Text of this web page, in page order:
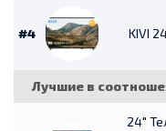
#4 KIVI
Лучшие в
24"